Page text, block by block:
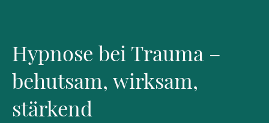
Hypnose bei Trauma –
behutsam, wirksam,
stärkend